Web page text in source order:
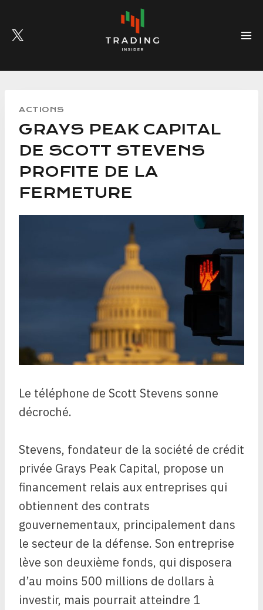
content
ACTIONS
GRAYS PEAK CAPITAL
DE SCOTT STEVENS
PROFITE DE LA
FERMETURE
Le téléphone de Scott Stevens sonne
décroché.
Stevens, fondateur de la société de crédit
privée Grays Peak Capital, propose un
financement relais aux entreprises qui
obtiennent des contrats
gouvernementaux, principalement dans
le secteur de la défense. Son entreprise
lève son deuxième fonds, qui disposera
d’au moins 500 millions de dollars à
investir, mais pourrait atteindre 1